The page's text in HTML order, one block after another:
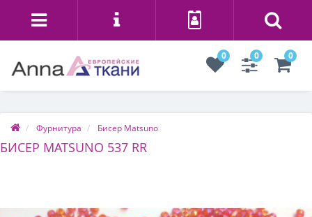
0 0 0
Фурнитура Бисер Matsuno
БИСЕР MATSUNO 537 RR